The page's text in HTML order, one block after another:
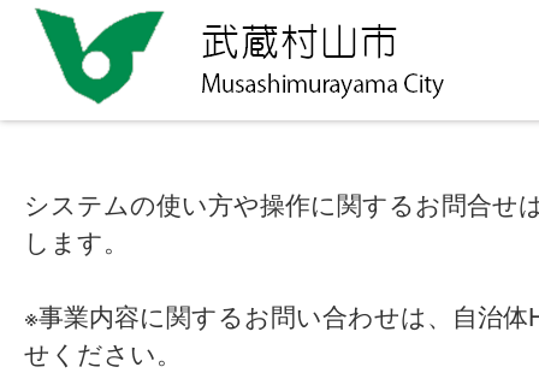
システムの使い方や操作に関するお問合せ
します。
※事業内容に関するお問い合わせは、自治
せください。